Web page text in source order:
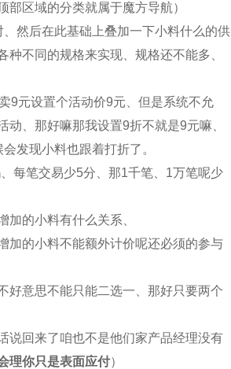
区域的分类就属于魔方导航）
然后在此基础上叠加一下小料什么的供
不同的规格来实现、规格还不能多、
9元设置个活动价9元、但是系统不允
动、那好嘛那我设置9折不就是9元嘛、
发现小料也跟着打折了。
每笔交易少5分、那1千笔、 1万笔呢少
的小料有什么关系、
加的小料不能额外计价呢还必须的参与
好意思不能只能二选一、那好只要两个
说回来了咱也不是他们家产品经理没有
理你只是表面应付）